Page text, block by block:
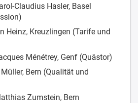
Claudius Hasler, Basel
Heinz, Kreuzlingen (Tarife und
Ménétrey, Genf (Quästor)
Bern (Qualität und
Zumstein, Bern